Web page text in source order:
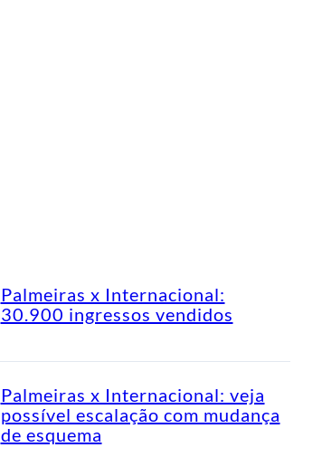
Palmeiras x Internacional:
30.900 ingressos vendidos
Palmeiras x Internacional: veja
possível escalação com mudança
de esquema